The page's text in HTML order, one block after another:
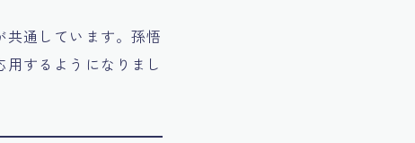
通しています。孫悟
するようになりまし